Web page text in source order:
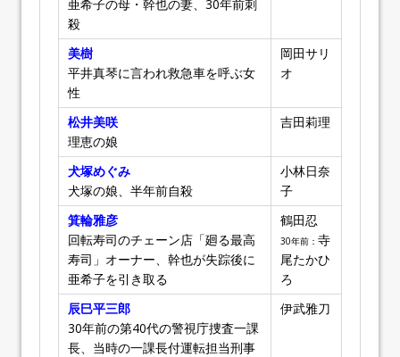
亜希子の母・幹也の妻、30年前刺
殺
美樹
平井真琴に言われ救急車を呼ぶ女
性
岡田サリ
オ
松井美咲
理恵の娘
吉田莉理
犬塚めぐみ
犬塚の娘、半年前自殺
小林日奈
子
箕輪雅彦
回転寿司のチェーン店「廻る最高
寿司」オーナー、幹也が失踪後に
亜希子を引き取る
鶴田忍
30年前： 寺
尾たかひ
ろ
辰巳平三郎
30年前の第40代の警視庁捜査一課
長、当時の一課長付運転担当刑事
伊武雅刀